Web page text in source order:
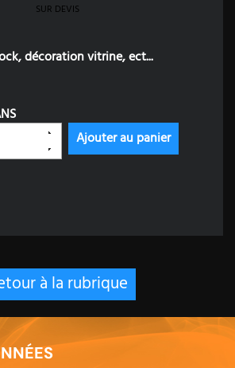
SUR DEVIS
décoration vitrine, ect...
à la rubrique